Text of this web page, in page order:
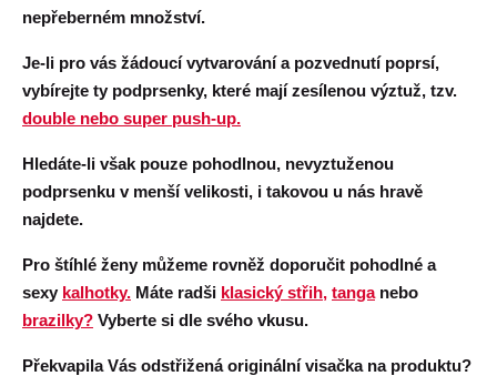
nepřeberném množství.
Je-li pro vás žádoucí vytvarování a pozvednutí poprsí,
vybírejte ty podprsenky, které majízesílenou výztuž, tzv.
double nebo super push-up.
Hledáte-li však pouze pohodlnou, nevyztuženou
podprsenku v menší velikosti, i takovou u nás hravě
najdete.
Pro štíhlé ženy můžeme rovněž doporučit pohodlné a
sexy kalhotky. Máte radši klasický střih, tanganebo
brazilky? Vyberte si dle svého vkusu.
Překvapila Vás odstřižená originální visačka na produktu?